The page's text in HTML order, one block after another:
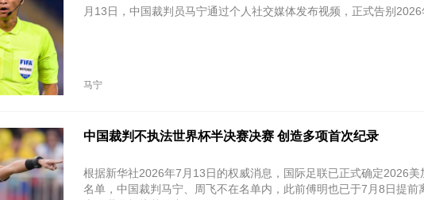
月13日，中国裁判员马宁通过个人社交媒体发布视频，正式告别2026
马宁
中国裁判不执法世界杯半决赛决赛 创造多项首次纪录
根据新华社2026年7月13日的权威消息，国际足联已正式确定2026
名单，中国裁判马宁、周飞不在名单内，此前傅明也已于7月8日提前